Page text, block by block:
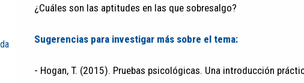
¿Cuáles son las aptitudes en las que sobresalgo?
Sugerencias para investigar más sobre el tema:
- Hogan, T. (2015). Pruebas psicológicas. Una introducción